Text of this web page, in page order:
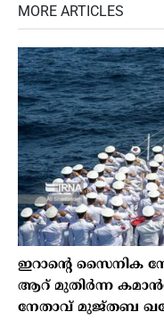
MORE ARTICLES
ഇറാന്റെ സൈനിക
ആറ് മുതിർന്ന
നേതാവ് മുജ്തബ